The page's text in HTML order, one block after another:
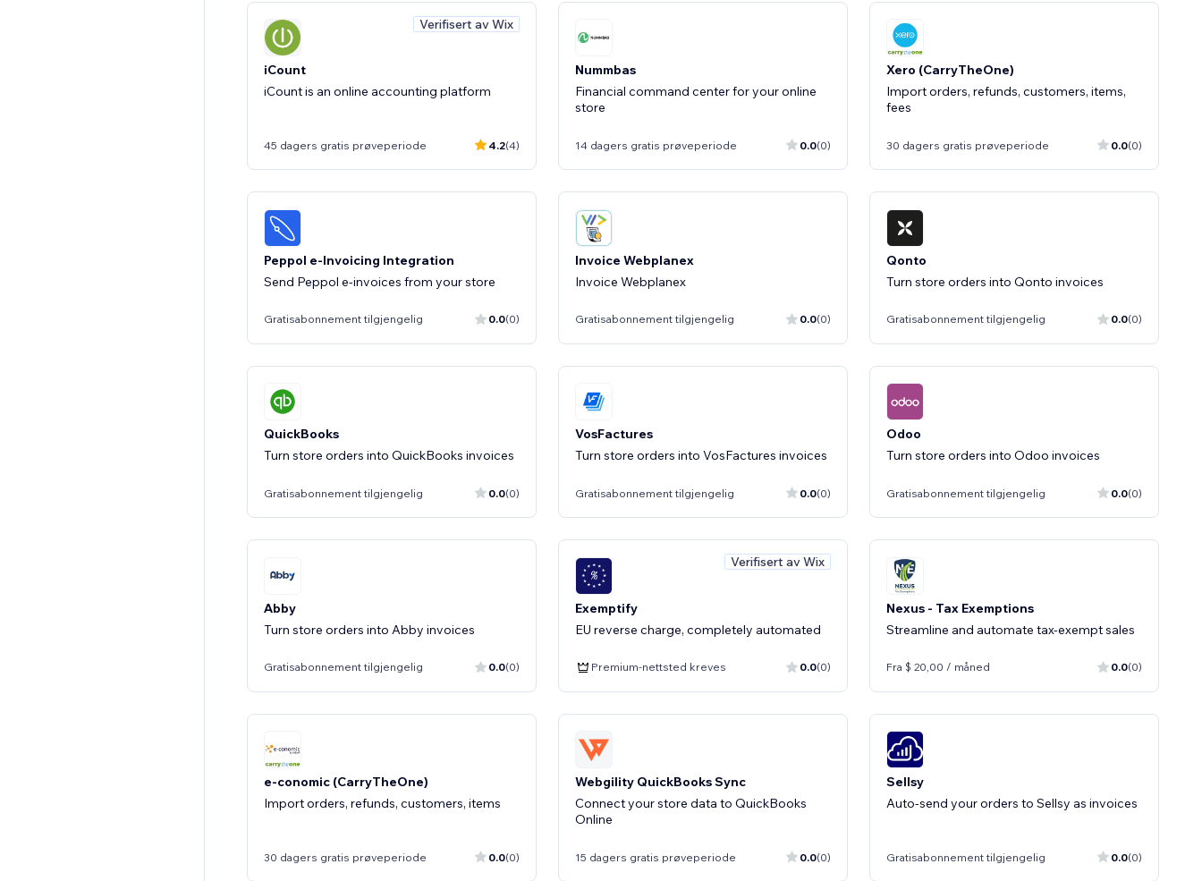
Verifisert av Wix
iCount
iCount is an online accounting platform
45 dagers gratis prøveperiode 4.2(4)
Nummbas
Financial command center for your online
store
14 dagers gratis prøveperiode 0.0(0)
Xero (CarryTheOne)
Import orders, refunds, customers, items,
fees
30 dagers gratis prøveperiode 0.0(0)
Peppol e-Invoicing Integration
Send Peppol e-invoices from your store
Gratisabonnement tilgjengelig 0.0(0)
Invoice Webplanex
Invoice Webplanex
Gratisabonnement tilgjengelig 0.0(0)
Qonto
Turn store orders into Qonto invoices
Gratisabonnement tilgjengelig 0.0(0)
QuickBooks
Turn store orders into QuickBooks invoices
Gratisabonnement tilgjengelig 0.0(0)
VosFactures
Turn store orders into VosFactures invoices
Gratisabonnement tilgjengelig 0.0(0)
Odoo
Turn store orders into Odoo invoices
Gratisabonnement tilgjengelig 0.0(0)
Abby
Turn store orders into Abby invoices
Gratisabonnement tilgjengelig 0.0(0)
Verifisert av Wix
Exemptify
EU reverse charge, completely automated
Premium-nettsted kreves 0.0(0)
Nexus - Tax Exemptions
Streamline and automate tax-exempt sales
Fra $ 20,00 / måned 0.0(0)
e-conomic (CarryTheOne)
Import orders, refunds, customers, items
30 dagers gratis prøveperiode 0.0(0)
Webgility QuickBooks Sync
Connect your store data to QuickBooks
Online
15 dagers gratis prøveperiode 0.0(0)
Sellsy
Auto-send your orders to Sellsy as invoices
Gratisabonnement tilgjengelig 0.0(0)